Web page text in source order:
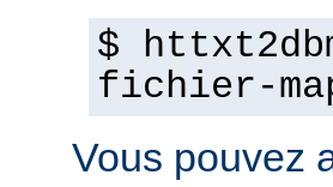
$
fichier-
Vous pouvez